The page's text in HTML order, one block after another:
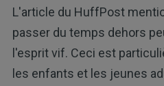
L'article du HuffPost
passer du temps dehors
l'esprit vif. Ceci est
les enfants et les jeunes